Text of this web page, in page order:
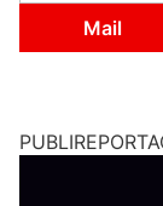
Mail